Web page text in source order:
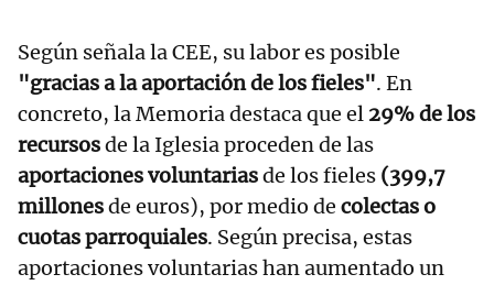
Según señala la CEE, su labor es posible
"gracias a la aportación de los fieles". En
concreto, la Memoria destaca que el 29% de los
recursosde la Iglesia proceden de las
aportaciones voluntariasde los fieles (399,7
millonesde euros), por medio de colectas o
cuotas parroquiales. Según precisa, estas
aportaciones voluntarias han aumentado un